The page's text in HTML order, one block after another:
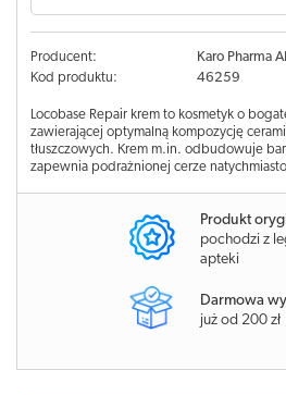
Producent:
Karo Pharma
Kod produktu:
46259
Locobase Repair krem to kosmetyk o
zawierającej optymalną kompozycję
tłuszczowych. Krem m.in. odbudowuje
zapewnia podrażnionej cerze
Produkt
pochodzi z
apteki
Darmowa
już od 200 zł